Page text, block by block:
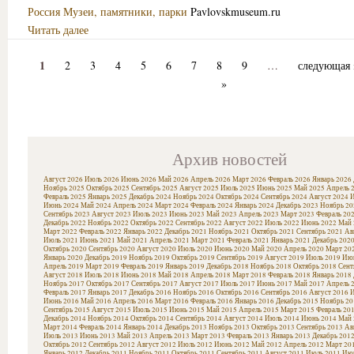
Россия Музеи, памятники, парки Pavlovskmuseum.ru
Читать далее
1 2 3 4 5 6 7 8 9 …
следующая
»
Архив новостей
Август 2026 Июль 2026 Июнь 2026 Май 2026 Апрель 2026 Март 2026 Февраль 2026 Январь 2026
Ноябрь 2025 Октябрь 2025 Сентябрь 2025 Август 2025 Июль 2025 Июнь 2025 Май 2025 Апрель
Февраль 2025 Январь 2025 Декабрь 2024Ноябрь 2024Октябрь 2024Сентябрь 2024Август 2024
Июнь 2024Май 2024Апрель 2024Март 2024Февраль 2024Январь 2024Декабрь 2023 Ноябрь
Сентябрь 2023 Август 2023 Июль 2023 Июнь 2023 Май 2023 Апрель 2023 Март 2023 Февраль
Декабрь 2022 Ноябрь 2022 Октябрь 2022 Сентябрь 2022 Август 2022 Июль 2022 Июнь 2022 Май
Март 2022 Февраль 2022 Январь 2022 Декабрь 2021 Ноябрь 2021 Октябрь 2021 Сентябрь 2021
Июль 2021 Июнь 2021 Май 2021 Апрель 2021 Март 2021 Февраль 2021 Январь 2021 Декабрь 2020
Октябрь 2020Сентябрь 2020Август 2020Июль 2020Июнь 2020Май 2020Апрель 2020Март
Январь 2020Декабрь 2019 Ноябрь 2019 Октябрь 2019 Сентябрь 2019 Август 2019 Июль 2019
Апрель 2019 Март 2019 Февраль 2019 Январь 2019 Декабрь 2018 Ноябрь 2018 Октябрь 2018
Август 2018 Июль 2018 Июнь 2018 Май 2018 Апрель 2018 Март 2018 Февраль 2018 Январь 2018
Ноябрь 2017 Октябрь 2017 Сентябрь 2017 Август 2017 Июль 2017 Июнь 2017 Май 2017 Апрель
Февраль 2017 Январь 2017 Декабрь 2016 Ноябрь 2016 Октябрь 2016 Сентябрь 2016 Август 2016
Июнь 2016 Май 2016 Апрель 2016 Март 2016 Февраль 2016 Январь 2016 Декабрь 2015 Ноябрь
Сентябрь 2015 Август 2015 Июль 2015 Июнь 2015 Май 2015 Апрель 2015 Март 2015 Февраль
Декабрь 2014Ноябрь 2014Октябрь 2014Сентябрь 2014Август 2014Июль 2014Июнь 2014Май
Март 2014Февраль 2014Январь 2014Декабрь 2013 Ноябрь 2013 Октябрь 2013 Сентябрь 2013
Июль 2013 Июнь 2013 Май 2013 Апрель 2013 Март 2013 Февраль 2013 Январь 2013 Декабрь 2012
Октябрь 2012 Сентябрь 2012 Август 2012 Июль 2012 Июнь 2012 Май 2012 Апрель 2012 Март